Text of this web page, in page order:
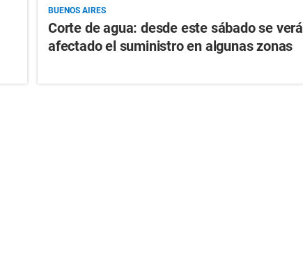
BUENOS AIRES
Corte de agua: desde este sábado se verá
afectado el suministro en algunas zonas